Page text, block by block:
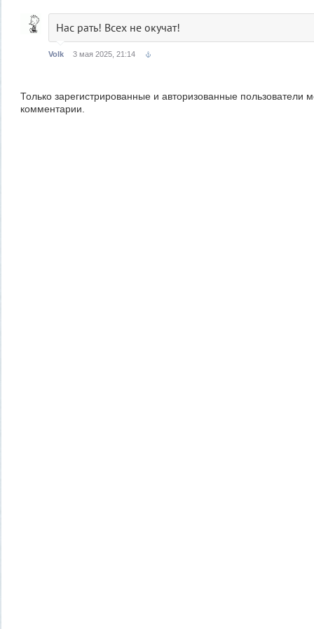
Нас рать! Всех не окучат!
Volk 3 мая 2025, 21:14
Только зарегистрированные и авторизованные пользователи
комментарии.